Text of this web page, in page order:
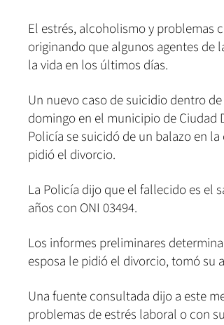
El estrés, alcoholismo y problemas
originando que algunos agentes de
la vida en los últimos días.
Un nuevo caso de suicidio dentro
domingo en el municipio de Ciudad
Policía se suicidó de un balazo en
pidió el divorcio.
La Policía dijo que el fallecido es el
años con ONI 03494.
Los informes preliminares
esposa le pidió el divorcio, tomó su
Una fuente consultada dijo a este
problemas de estrés laboral o con